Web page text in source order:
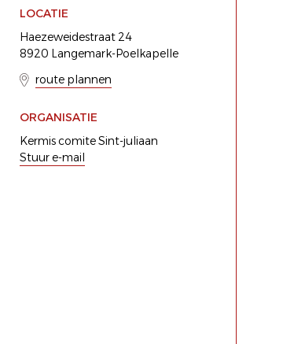
LOCATIE
Haezeweidestraat 24
8920 Langemark-Poelkapelle
route plannen
ORGANISATIE
Kermis comite Sint-juliaan
Stuur e-mail